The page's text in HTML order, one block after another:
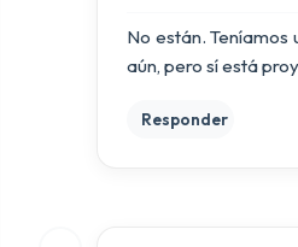
No están.
aún, pero sí está
Responder